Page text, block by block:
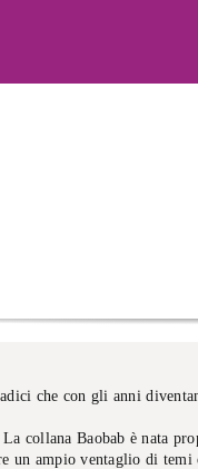
che con gli anni
La collana Baobab è nata
ampio ventaglio di temi